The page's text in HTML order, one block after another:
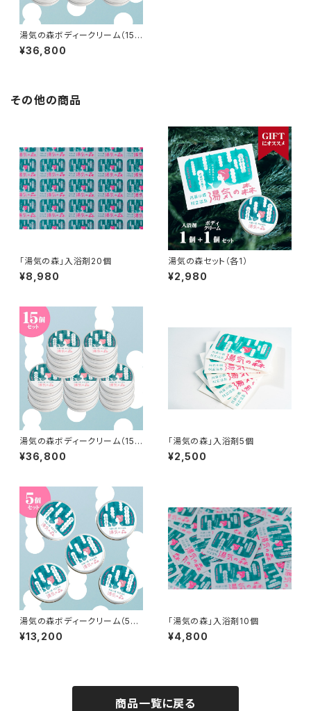
湯気の森ボディークリーム（15
個）
¥36,800
その他の商品
「湯気の森」入浴剤20個
¥8,980
湯気の森セット（各1）
¥2,980
湯気の森ボディークリーム（15
個）
¥36,800
「湯気の森」入浴剤5個
¥2,500
湯気の森ボディークリーム（5
個）
¥13,200
「湯気の森」入浴剤10個
¥4,800
商品一覧に戻る